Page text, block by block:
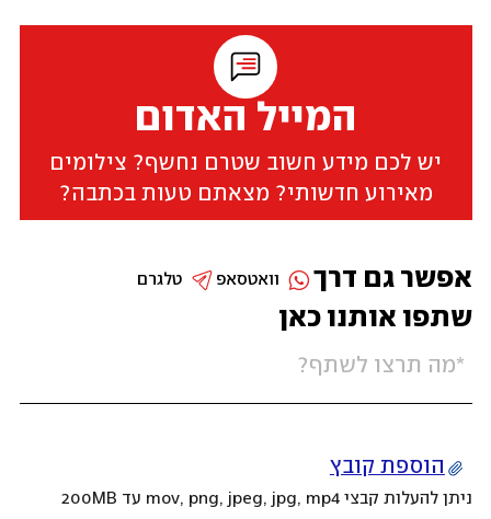
המייל האדום
יש לכם מידע חשוב שטרם נחשף? צילומים
מאירוע חדשותי? מצאתם טעות בכתבה?
שתפו אותנו כאן
הוספת קובץ
ניתן להעלות קבצי mov, png, jpeg, jpg, mp4 עד 200MB
אפשר גם דרך טלגרם וואטסאפ